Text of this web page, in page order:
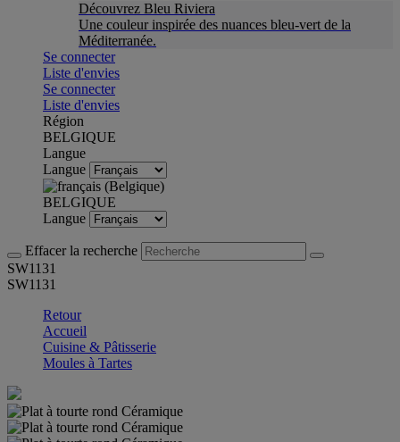
Découvrez Bleu Riviera
Une couleur inspirée des nuances bleu-vert de la
Méditerranée.
Se connecter
Liste d'envies
Se connecter
Liste d'envies
Région
BELGIQUE
Langue
Langue
BELGIQUE
Langue
Effacer la recherche
SW1131
SW1131
Retour
Accueil
Cuisine & Pâtisserie
Moules à Tartes